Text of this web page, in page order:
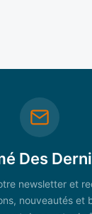
Des
newsletter et
nouveautés et